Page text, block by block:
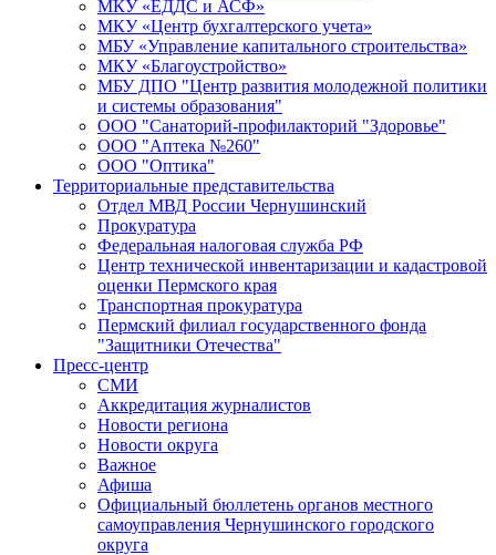
МКУ «ЕДДС и АСФ»
МКУ «Центр бухгалтерского учета»
МБУ «Управление капитального строительства»
МКУ «Благоустройство»
МБУ ДПО "Центр развития молодежной политики
и системы образования"
ООО "Санаторий-профилакторий "Здоровье"
ООО "Аптека №260"
ООО "Оптика"
Территориальные представительства
Отдел МВД России Чернушинский
Прокуратура
Федеральная налоговая служба РФ
Центр технической инвентаризации и кадастровой
оценки Пермского края
Транспортная прокуратура
Пермский филиал государственного фонда
"Защитники Отечества"
Пресс-центр
СМИ
Аккредитация журналистов
Новости региона
Новости округа
Важное
Афиша
Официальный бюллетень органов местного
самоуправления Чернушинского городского
округа